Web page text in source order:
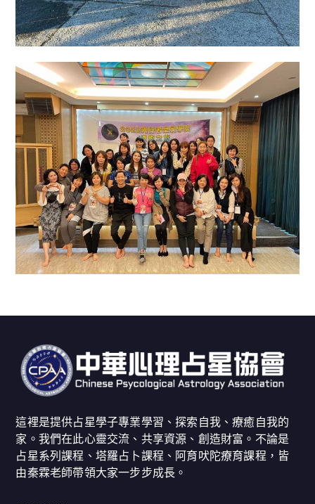
這裡是提供占星學子專業學習、探索自我、療癒自我的
家。我們在此心靈交流、共享資源、創造財富。不論是
占星系列課程、塔羅占卜課程、阿育吠陀療育課程，皆
由秦霖老師帶領大家一步步成長。